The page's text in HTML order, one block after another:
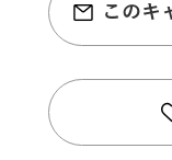
このキ